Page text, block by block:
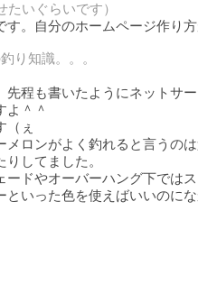
いぐらいです）
。自分のホームページ作り
り知識。。。
程も書いたようにネットサ
よ＾＾
（ぇ
メロンがよく釣れると言うの
してました。
ドやオーバーハング下では
いった色を使えばいいのに